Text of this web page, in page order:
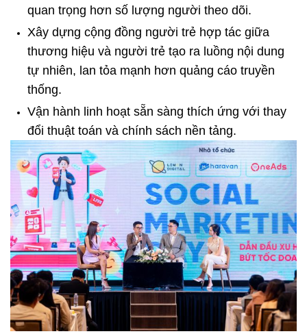
quan trọng hơn số lượng người theo dõi.
Xây dựng cộng đồng người trẻ hợp tác giữa
thương hiệu và người trẻ tạo ra luồng nội dung
tự nhiên, lan tỏa mạnh hơn quảng cáo truyền
thống.
Vận hành linh hoạt sẵn sàng thích ứng với thay
đổi thuật toán và chính sách nền tảng.